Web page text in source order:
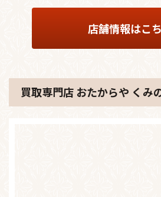
店舗情報はこ
買取専門店 おたからや くみ